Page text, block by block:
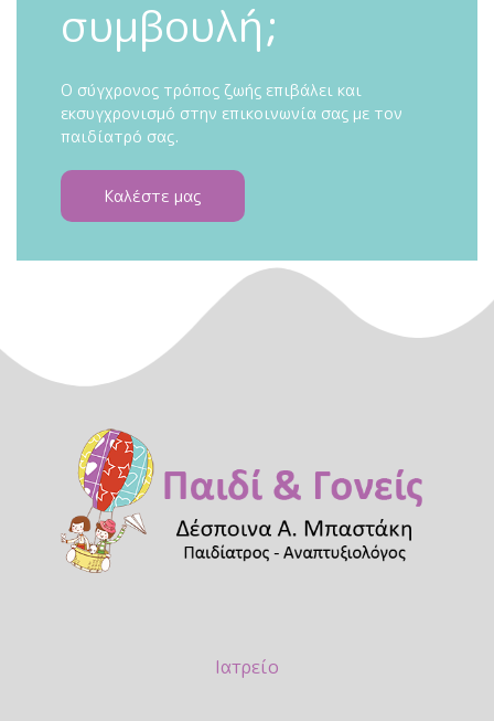
συμβουλή;
Ο σύγχρονος τρόπος ζωής επιβάλει και
εκσυγχρονισμό στην επικοινωνία σας με τον
παιδίατρό σας.
Καλέστε μας
Ιατρείο